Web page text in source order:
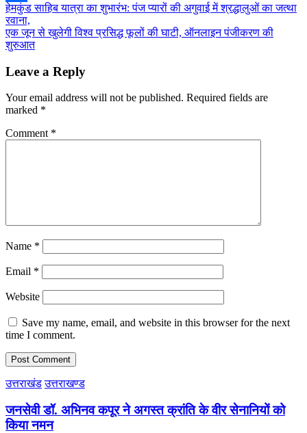
Share
Post
navigation
हेमकुंड साहिब यात्रा का शुभारंभ: पंज प्यारों की अगुवाई में श्रद्धालुओं का जत्था
रवाना,
एक जून से खुलेगी विश्व प्रसिद्ध फूलों की घाटी, ऑनलाइन पंजीकरण की
शुरुआत
Leave a Reply
Your email address will not be published. Required fields are
marked *
Comment *
Name *
Email *
Website
Save my name, email, and website in this browser for the next
time I comment.
उत्तराखंड उत्तराखण्ड
जनसेवी डॉ. अभिनव कपूर ने अगस्त क्रांति के वीर सेनानियों को
किया नमन